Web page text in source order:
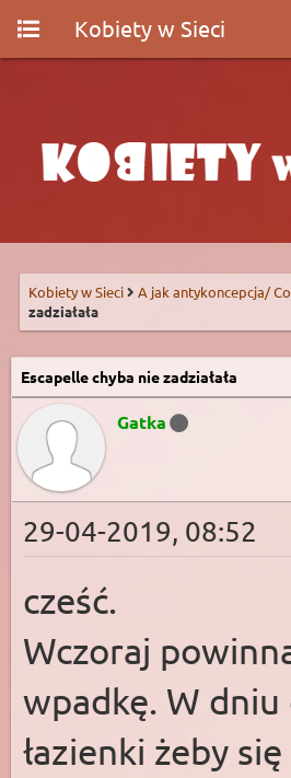
Kobiety w Sieci
Kobiety w Sieci A jak antykoncepcja/
zadziałała
Escapelle chyba nie zadziałała
Gatka
29-04-2019, 08:52
cześć.
Wczoraj
wpadkę. W dniu
łazienki żeby